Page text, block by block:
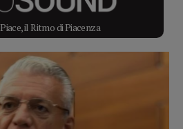
il Ritmo di Piacenza